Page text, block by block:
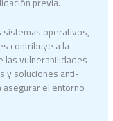
sistemas operativos,
contribuye a la
las vulnerabilidades
y soluciones anti-
asegurar el entorno